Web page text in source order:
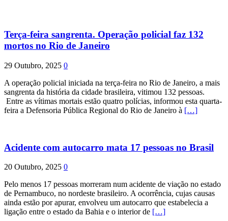
Terça-feira sangrenta. Operação policial faz 132
mortos no Rio de Janeiro
29 Outubro, 2025 0
A operação policial iniciada na terça-feira no Rio de Janeiro, a mais
sangrenta da história da cidade brasileira, vitimou 132 pessoas.
Entre as vítimas mortais estão quatro polícias, informou esta quarta-
feira a Defensoria Pública Regional do Rio de Janeiro à […]
Acidente com autocarro mata 17 pessoas no Brasil
20 Outubro, 2025 0
Pelo menos 17 pessoas morreram num acidente de viação no estado
de Pernambuco, no nordeste brasileiro. A ocorrência, cujas causas
ainda estão por apurar, envolveu um autocarro que estabelecia a
ligação entre o estado da Bahia e o interior de […]